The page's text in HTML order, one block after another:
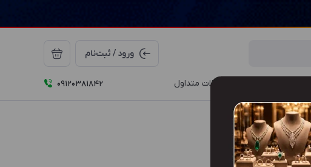
ورود / ثبت‌نام
سوالات متداول 09120381842